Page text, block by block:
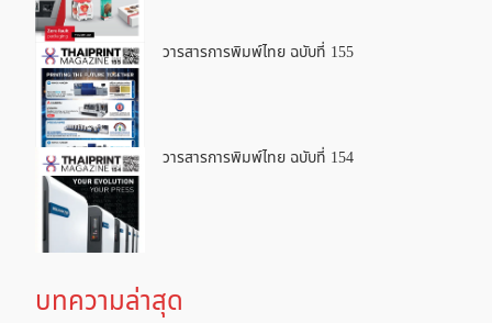
วารสารการพิมพ์ไทย ฉบับที่ 155
วารสารการพิมพ์ไทย ฉบับที่ 154
บทความล่าสุด